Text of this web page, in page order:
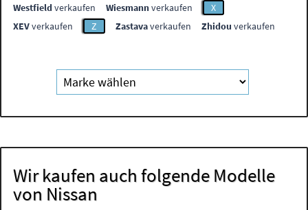
Westfieldverkaufen Wiesmannverkaufen
X
XEVverkaufen Z Zastavaverkaufen Zhidou verkaufen
Wir kaufen auch folgende Modelle
von Nissan